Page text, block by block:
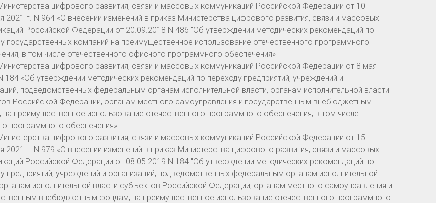
цифрового развития, связи и массовых коммуникаций Российской Федерации от 10
2021 г. N 964 «О внесении изменений в приказ Министерства цифрового развития, связи и массовых
Российской Федерации от 20.09.2018 N 486 "Об утверждении методических рекомендаций по
государственных компаний на преимущественное использование отечественного программного
в том числе отечественного офисного программного обеспечения»
цифрового развития, связи и массовых коммуникаций Российской Федерации от 8 мая
184 «Об утверждении методических рекомендаций по переходу предприятий, учреждений и
подведомственных федеральным органам исполнительной власти, органам исполнительной власти
Российской Федерации, органам местного самоуправления и государственным внебюджетным
преимущественное использование отечественного программного обеспечения, в том числе
программного обеспечения»
цифрового развития, связи и массовых коммуникаций Российской Федерации от 15
2021 г. N 979 «О внесении изменений в приказ Министерства цифрового развития, связи и массовых
Российской Федерации от 08.05.2019 N 184 "Об утверждении методических рекомендаций по
предприятий, учреждений и организаций, подведомственных федеральным органам исполнительной
исполнительной власти субъектов Российской Федерации, органам местного самоуправления и
внебюджетным фондам, на преимущественное использование отечественного программного